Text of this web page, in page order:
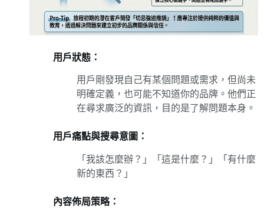
用戶狀態：
用戶剛發現自己有某個問題或需求，但尚未
明確定義，也可能不知道你的品牌。他們正
在尋求廣泛的資訊，目的是了解問題本身。
用戶痛點與搜尋意圖：
「我該怎麼辦？」「這是什麼？」「有什麼
新的東西？」
內容佈局策略：